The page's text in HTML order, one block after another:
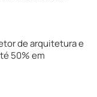
de arquitetura e
50% em